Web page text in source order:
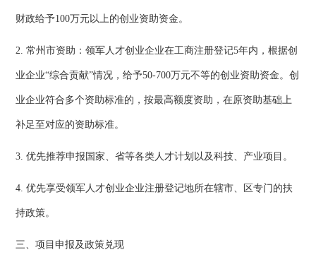
财政给予100万元以上的创业资助资金。
2. 常州市资助：领军人才创业企业在工商注册登记5年内，根据创
业企业“综合贡献”情况，给予50-700万元不等的创业资助资金。创
业企业符合多个资助标准的，按最高额度资助，在原资助基础上
补足至对应的资助标准。
3. 优先推荐申报国家、省等各类人才计划以及科技、产业项目。
4. 优先享受领军人才创业企业注册登记地所在辖市、区专门的扶
持政策。
三、项目申报及政策兑现